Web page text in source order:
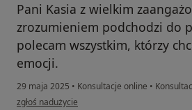
Pani Kasia z wielkim
zrozumieniem podchodzi do
polecam wszystkim, którzy
emocji.
29 maja 2025 • Konsultacje online •
w opinii użytkownika AC
zgłoś nadużycie